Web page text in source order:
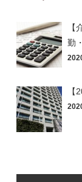
勤